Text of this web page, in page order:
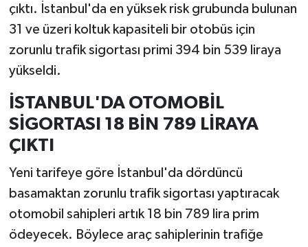
çıktı. İstanbul'da en yüksek risk grubunda bulunan
31 ve üzeri koltuk kapasiteli bir otobüs için
zorunlu trafik sigortası primi 394 bin 539 liraya
yükseldi.
İSTANBUL'DA OTOMOBİL
SİGORTASI 18 BİN 789 LİRAYA
ÇIKTI
Yeni tarifeye göre İstanbul'da dördüncü
basamaktan zorunlu trafik sigortası yaptıracak
otomobil sahipleri artık 18 bin 789 lira prim
ödeyecek. Böylece araç sahiplerinin trafiğe